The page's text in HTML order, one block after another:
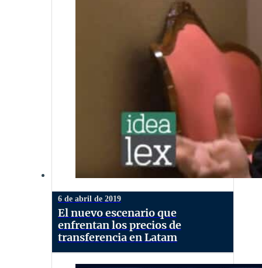
6 de abril de 2019
El nuevo escenario que
enfrentan los precios de
transferencia en Latam